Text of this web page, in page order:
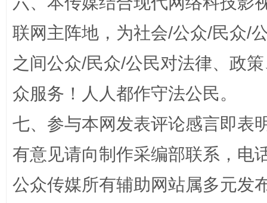
“蜀中异人”王建安的艺术幻境
联网主阵地，为社会/公众/民众/
之间公众/民众/公民对法律、政
众服务！人人都作守法公民。
七、参与本网发表评论感言即表
有意见请向制作采编部联系，电
公众传媒所有辅助网站属多元发